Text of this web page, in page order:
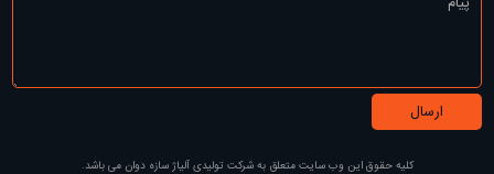
کلیه حقوق این وب سایت متعلق بهشرکت تولیدی آلیاژ سازه دوان می باشد.